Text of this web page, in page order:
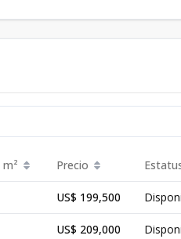
m² Precio
US$ 199,500
US$ 209,000